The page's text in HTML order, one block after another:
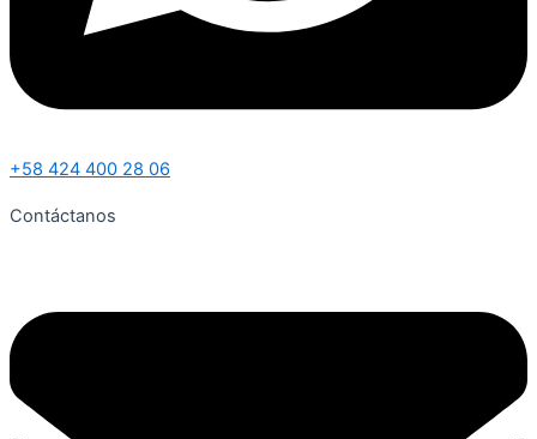
+58 424 400 28 06
Contáctanos